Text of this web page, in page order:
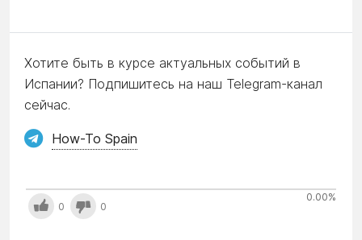
Хотите быть в курсе актуальных событий в
Испании? Подпишитесь на наш Telegram-канал
сейчас.
How-To Spain
0.00%
0 0